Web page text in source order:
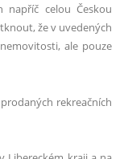
napříč celou Českou
že v uvedených
ale pouze
rekreačních